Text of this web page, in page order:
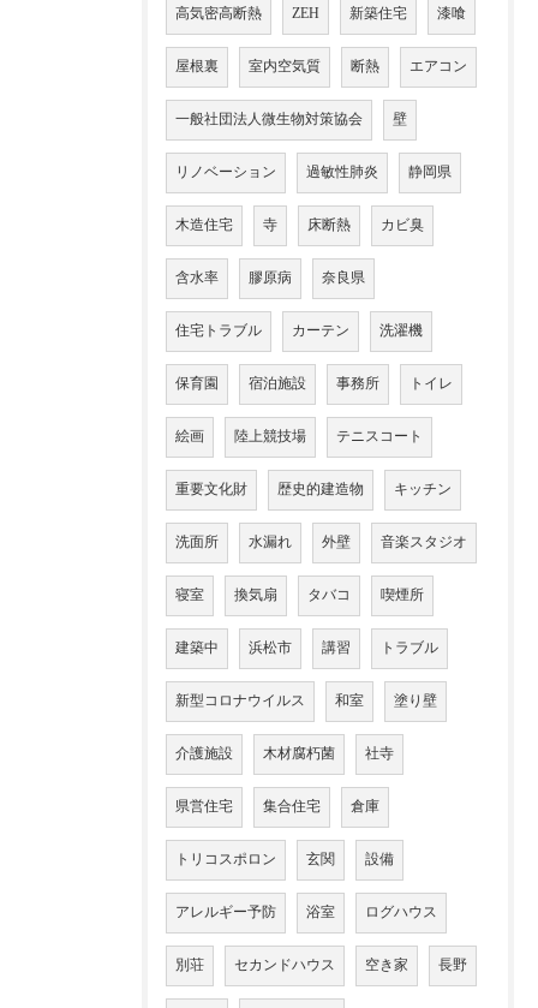
高気密高断熱 ZEH 新築住宅 漆喰
屋根裏 室内空気質 断熱 エアコン
一般社団法人微生物対策協会 壁
リノベーション 過敏性肺炎 静岡県
木造住宅 寺 床断熱 カビ臭
含水率 膠原病 奈良県
住宅トラブル カーテン 洗濯機
保育園 宿泊施設 事務所 トイレ
絵画 陸上競技場 テニスコート
重要文化財 歴史的建造物 キッチン
洗面所 水漏れ 外壁 音楽スタジオ
寝室 換気扇 タバコ 喫煙所
建築中 浜松市 講習 トラブル
新型コロナウイルス 和室 塗り壁
介護施設 木材腐朽菌 社寺
県営住宅 集合住宅 倉庫
トリコスポロン 玄関 設備
アレルギー予防 浴室 ログハウス
別荘 セカンドハウス 空き家 長野